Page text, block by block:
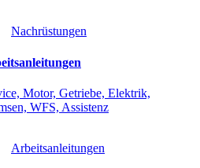
Nachrüstungen
Motor, Getriebe, Elektrik,
WFS, Assistenz
Arbeitsanleitungen